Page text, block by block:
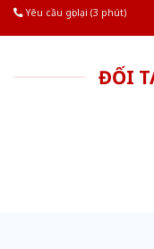
Yêu cầu gọi lại (3 phút)
ĐỐI